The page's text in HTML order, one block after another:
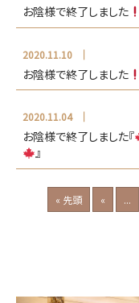
お陰様で終了しました
2020.11.10
お陰様で終了しました
2020.11.04
お陰様で終了しました『
』
« 先頭 « ...